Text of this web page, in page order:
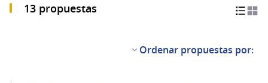
13 propuestas
Ordenar propuestas por: